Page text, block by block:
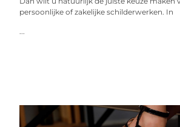
persoonlijke of zakelijke schilderwerken. In
...